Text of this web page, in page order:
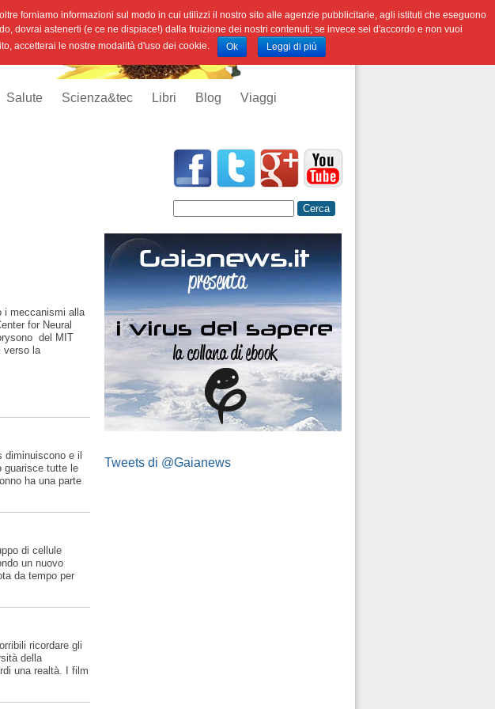
Salute Scienza&tec Libri Blog Viaggi
i meccanismi alla
for Neural
del MIT
verso la
e il
guarisce tutte le
ha una parte
di cellule
un nuovo
da tempo per
ricordare gli
della
una realtà. I film
Tweets di @Gaianews
forniamo informazioni sul modo in cui utilizzi il nostro sito alle agenzie pubblicitarie, agli istituti che eseguono
dovrai astenerti (e ce ne dispiace!) dalla fruizione dei nostri contenuti; se invece sei d'accordo e non vuoi
accetterai le nostre modalità d'uso dei cookie. Ok Leggi di più